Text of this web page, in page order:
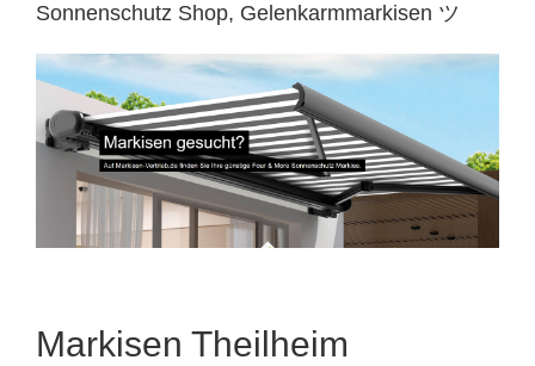
Sonnenschutz Shop, Gelenkarmmarkisen ツ
Markisen Theilheim